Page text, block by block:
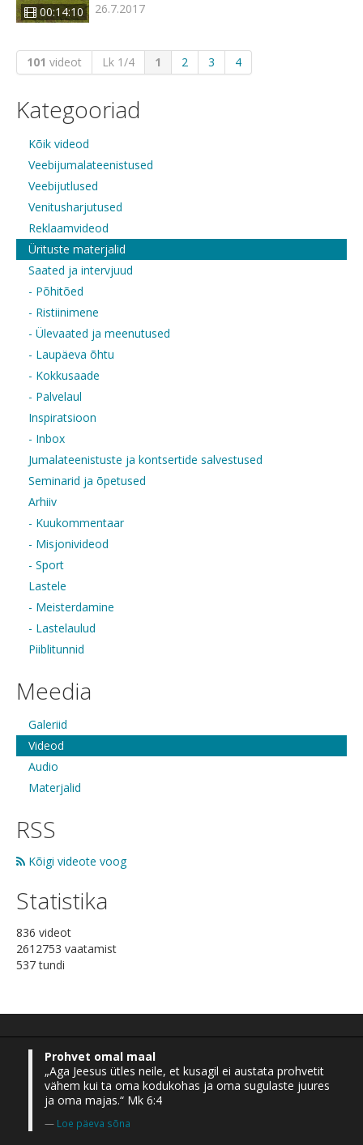
00:14:10 26.7.2017
101 videot Lk 1/4 1 2 3 4
Kategooriad
Kõik videod
Veebijumalateenistused
Veebijutlused
Venitusharjutused
Reklaamvideod
Ürituste materjalid
Saated ja intervjuud
- Põhitõed
- Ristiinimene
- Ülevaated ja meenutused
- Laupäeva õhtu
- Kokkusaade
- Palvelaul
Inspiratsioon
- Inbox
Jumalateenistuste ja kontsertide salvestused
Seminarid ja õpetused
Arhiiv
- Kuukommentaar
- Misjonivideod
- Sport
Lastele
- Meisterdamine
- Lastelaulud
Piiblitunnid
Meedia
Galeriid
Videod
Audio
Materjalid
RSS
Kõigi videote voog
Statistika
836 videot
2612753 vaatamist
537 tundi
Prohvet omal maal
„Aga Jeesus ütles neile, et kusagil ei austata prohvetit
vähem kui ta oma kodukohas ja oma sugulaste juures
ja oma majas.“ Mk 6:4
Loe päeva sõna